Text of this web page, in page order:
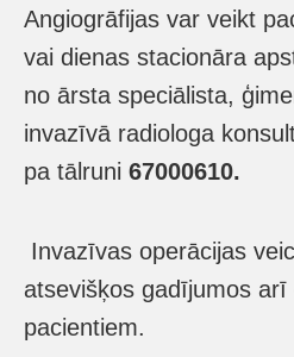
Angiogrāfijas var veikt
vai dienas stacionāra
no ārsta speciālista,
invazīvā radiologa
pa tālruni 67000610.
Invazīvas operācijas
atsevišķos gadījumos arī
pacientiem.